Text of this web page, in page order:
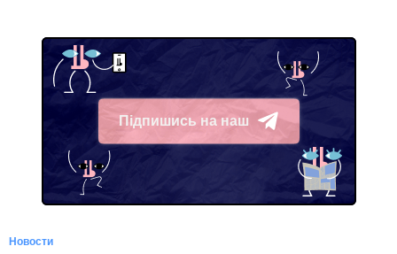
Підпишись на наш
Telegram
Новости